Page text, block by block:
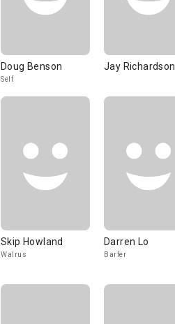
Doug Benson
Self
Jay Richardson
Skip Howland
Walrus
Darren Lo
Barfer